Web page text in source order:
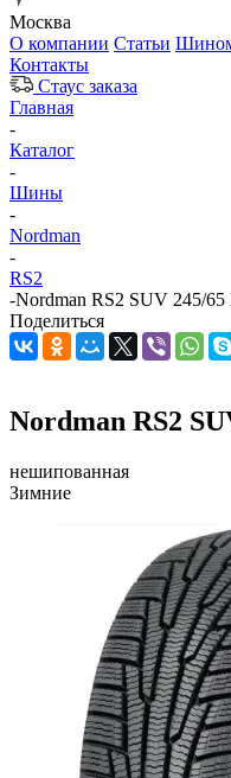
Москва
О компании Статьи
Контакты
Стаус заказа
Главная
-
Каталог
-
Шины
-
Nordman
-
RS2
-Nordman RS2 SUV 245/65
Поделиться
Nordman RS2
нешипованная
Зимние